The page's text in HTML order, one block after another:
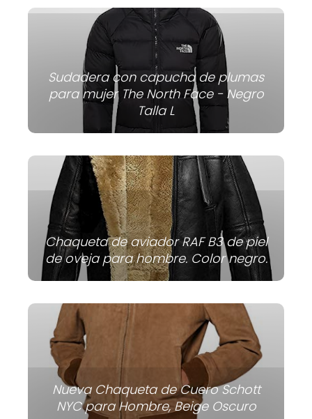
Sudadera con capucha de plumas
para mujer The North Face - Negro
Talla L
Chaqueta de aviador RAF B3 de piel
de oveja para hombre. Color negro.
Nueva Chaqueta de Cuero Schott
NYC para Hombre, Beige Oscuro